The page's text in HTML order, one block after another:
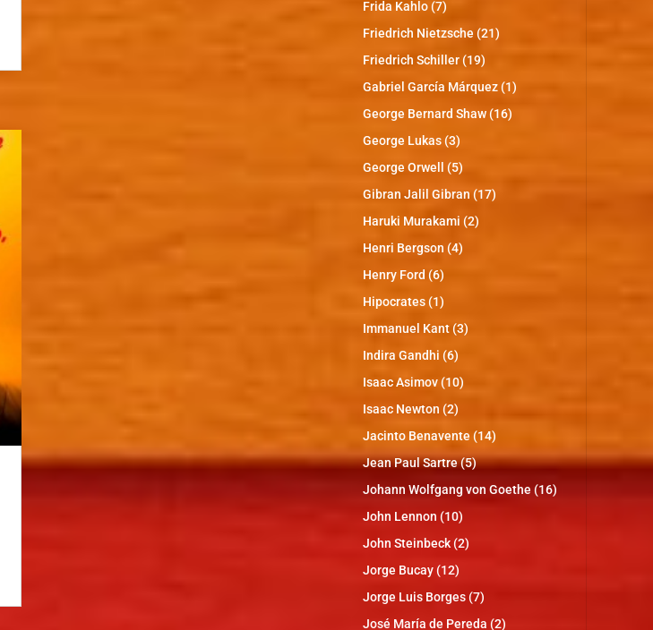
Frida Kahlo(7)
Friedrich Nietzsche (21)
Friedrich Schiller(19)
Gabriel García Márquez(1)
George Bernard Shaw(16)
George Lukas(3)
George Orwell
(5)
Gibran Jalil Gibran (17)
Haruki Murakami (2)
Henri Bergson (4)
Henry Ford (6)
Hipocrates(1)
Immanuel Kant (3)
Indira Gandhi (6)
Isaac Asimov(10)
Isaac Newton (2)
Jacinto Benavente (14)
Jean Paul Sartre(5)
Johann Wolfgang von Goethe (16)
John Lennon (10)
John Steinbeck(2)
Jorge Bucay (12)
Jorge Luis Borges(7)
José María de Pereda (2)